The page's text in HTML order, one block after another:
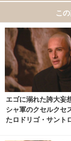
こ
エゴに溺れた誇大妄
シャ軍のクセルクセ
たロドリゴ・サント